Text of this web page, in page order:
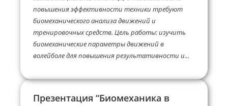
повышения эффективности техники требуют
биомеханического анализа движений и
тренировочных средств. Цель работы: изучить
биомеханические параметры движений в
волейболе для повышения результативности и...
Презентация “Биомеханика в